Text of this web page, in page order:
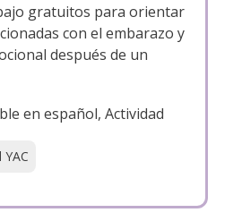
gratuitos para orientar
con el embarazo y
después de un
en español, Actividad